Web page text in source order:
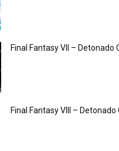
Final Fantasy VII – Detonado
Final Fantasy VIII –